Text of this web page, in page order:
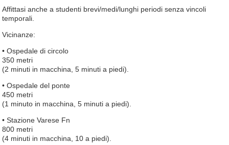
Affittasi anche a studenti brevi/medi/lunghi periodi senza vincoli
temporali.
Vicinanze:
• Ospedale di circolo
350 metri
(2 minuti in macchina, 5 minuti a piedi).
• Ospedale del ponte
450 metri
(1 minuto in macchina, 5 minuti a piedi).
• Stazione Varese Fn
800 metri
(4 minuti in macchina, 10 a piedi).